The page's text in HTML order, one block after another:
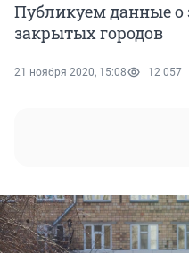
Публикуем данные о
закрытых городов
21 ноября 2020, 15:08 12 057